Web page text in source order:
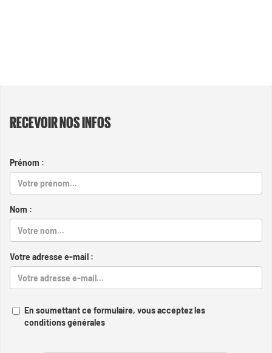
RECEVOIR NOS INFOS
Prénom :
Nom :
Votre adresse e-mail :
En soumettant ce formulaire, vous acceptez les
conditions générales